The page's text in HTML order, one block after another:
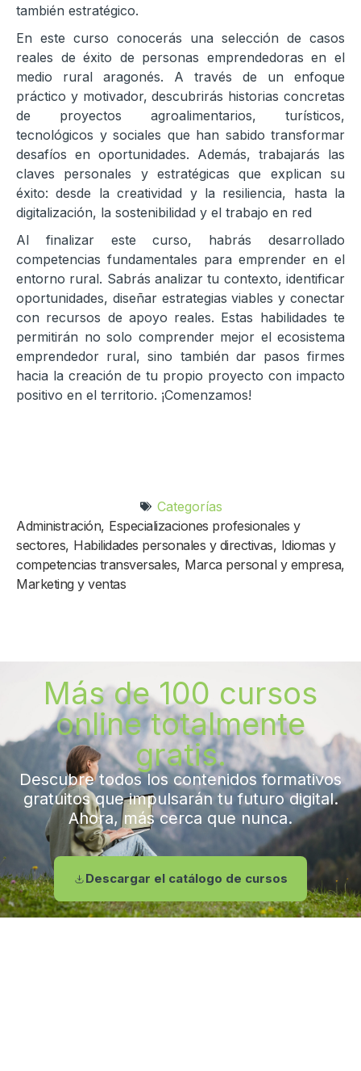
también estratégico.
En este curso conocerás una selección de casos
reales de éxito de personas emprendedoras en el
medio rural aragonés. A través de un enfoque
práctico y motivador, descubrirás historias concretas
de proyectos agroalimentarios, turísticos,
tecnológicos y sociales que han sabido transformar
desafíos en oportunidades. Además, trabajarás las
claves personales y estratégicas que explican su
éxito: desde la creatividad y la resiliencia, hasta la
digitalización, la sostenibilidad y el trabajo en red
Al finalizar este curso, habrás desarrollado
competencias fundamentales para emprender en el
entorno rural. Sabrás analizar tu contexto, identificar
oportunidades, diseñar estrategias viables y conectar
con recursos de apoyo reales. Estas habilidades te
permitirán no solo comprender mejor el ecosistema
emprendedor rural, sino también dar pasos firmes
hacia la creación de tu propio proyecto con impacto
positivo en el territorio. ¡Comenzamos!
Categorías
Administración, Especializaciones profesionales y
sectores, Habilidades personales y directivas, Idiomas y
competencias transversales, Marca personal y empresa,
Marketing y ventas
Más de 100 cursos
online totalmente
gratis.
Descubre todos los contenidos formativos
gratuitos que impulsarán tu futuro digital.
Ahora, más cerca que nunca.
Descargar el catálogo de cursos